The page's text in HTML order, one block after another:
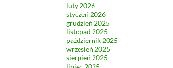
luty 2026
styczeń 2026
grudzień 2025
listopad 2025
październik 2025
wrzesień 2025
sierpień 2025
lipiec 2025